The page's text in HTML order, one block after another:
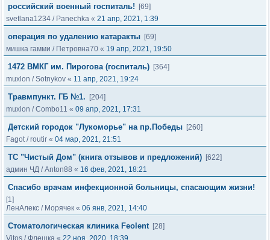
российский военный госпиталь!
[69]
svetlana1234 / Panechka « 21 апр, 2021, 1:39
операция по удалению катаракты [69]
мишка гамми / Петровна70 « 19 апр, 2021, 19:50
1472 ВМКГ им. Пирогова (госпиталь) [364]
muxlon /Sotnykov « 11 апр, 2021, 19:24
Травмпункт. ГБ №1.
[204]
muxlon /Combo11 « 09 апр, 2021, 17:31
Детский городок "Лукоморье" на пр.Победы [260]
Fagot/routir « 04 мар, 2021, 21:51
ТС "Чистый Дом" (книга отзывов и предложений) [622]
админ ЧД /Anton88 « 16 фев, 2021, 18:21
Спасибо врачам инфекционной больницы, спасающим жизни!
[1]
ЛенАлекс / Морячек « 06 янв, 2021, 14:40
Стоматологическая клиника Feolent [28]
Vitos /Флешка « 22 ноя, 2020, 18:39